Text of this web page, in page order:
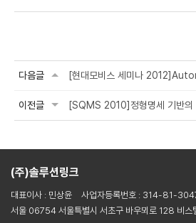
다음글
이전글
(주)솔루션링크
대표이사 : 민상윤
사업자등록번호 : 314-81-
서울 06754 서울특별시 서초구 바우뫼로 128 비스